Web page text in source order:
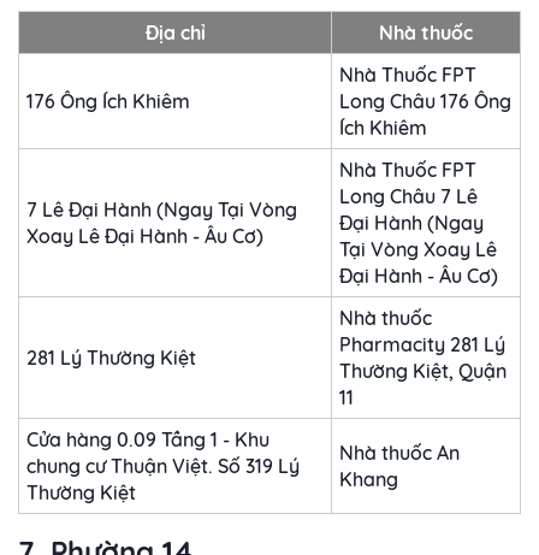
Địa chỉ Nhà thuốc
176 Ông Ích Khiêm
Nhà Thuốc FPT
Long Châu 176 Ông
Ích Khiêm
7 Lê Đại Hành (Ngay Tại Vòng
Xoay Lê Đại Hành - Âu Cơ)
Nhà Thuốc FPT
Long Châu 7 Lê
Đại Hành (Ngay
Tại Vòng Xoay Lê
Đại Hành - Âu Cơ)
281 Lý Thường Kiệt
Nhà thuốc
Pharmacity 281 Lý
Thường Kiệt, Quận
11
Cửa hàng 0.09 Tầng 1 - Khu
chung cư Thuận Việt. Số 319 Lý
Thường Kiệt
Nhà thuốc An
Khang